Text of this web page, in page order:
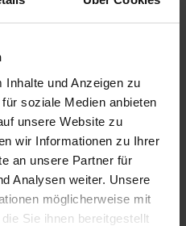
und Anzeigen zu
soziale Medien anbieten
unsere Website zu
wir Informationen zu Ihrer
an unsere Partner für
Analysen weiter. Unsere
möglicherweise mit
Sie ihnen bereitgestellt
zu können, benötigen
eine Reihe von
beispielsweise die
Ihre
Rentenbescheid oder
können und keinen der
wir Ihnen hier eine
Auszubildende und